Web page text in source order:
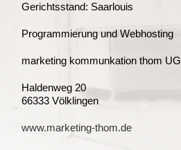
Gerichtsstand: Saarlouis
Programmierung und Webhosting
marketing kommunkation thom UG
Haldenweg 20
66333 Völklingen
www.marketing-thom.de